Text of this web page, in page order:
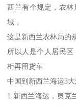
西兰有个规定，农
域，
这是新西兰农林局的
所以人是个人居民
柜再用货车
中国到新西兰海运3
1.新西兰海运，奥克